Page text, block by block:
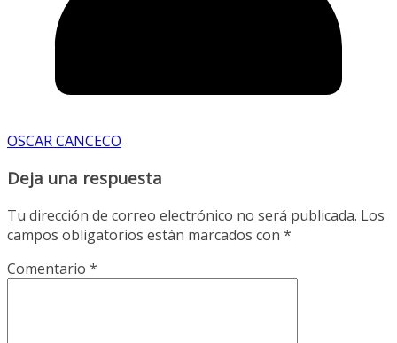
OSCAR CANCECO
Deja una respuesta
Tu dirección de correo electrónico no será publicada. Los
campos obligatorios están marcados con *
Comentario *